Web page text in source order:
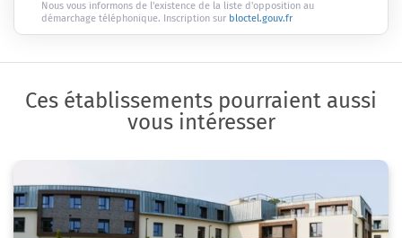
Nous vous informons de l'existence de la liste d'opposition au
démarchage téléphonique. Inscription sur bloctel.gouv.fr
Ces établissements pourraient aussi
vous intéresser